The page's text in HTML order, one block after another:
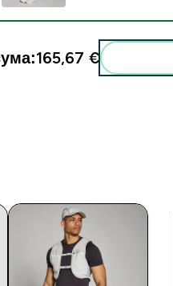
165,67 €‎